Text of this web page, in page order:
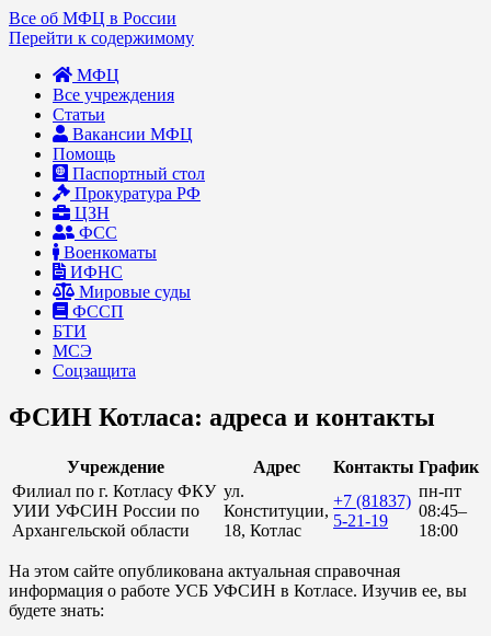
Все об МФЦ в России
Перейти к содержимому
МФЦ
Все учреждения
Статьи
Вакансии МФЦ
Помощь
Паспортный стол
Прокуратура РФ
ЦЗН
ФСС
Военкоматы
ИФНС
Мировые суды
ФССП
БТИ
МСЭ
Соцзащита
ФСИН Котласа: адреса и контакты
Учреждение Адрес Контакты График
Филиал по г. Котласу ФКУ
УИИ УФСИН России по
Архангельской области
ул.
Конституции,
18, Котлас
+7 (81837)
5-21-19
пн-пт
08:45–
18:00
На этом сайте опубликована актуальная справочная
информация о работе УСБ УФСИН в Котласе. Изучив ее, вы
будете знать: